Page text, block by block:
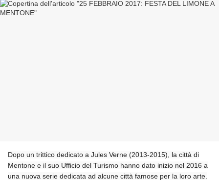
Dopo un trittico dedicato a Jules Verne (2013-2015), la città di
Mentone e il suo Ufficio del Turismo hanno dato inizio nel 2016 a
una nuova serie dedicata ad alcune città famose per la loro arte.